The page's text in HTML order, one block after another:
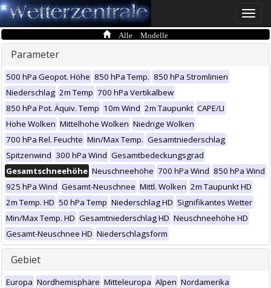
Toggle
Alle Modelle
Parameter
500 hPa Geopot. Höhe 850 hPa Temp. 850 hPa Stromlinien
Niederschlag 2m Temp 700 hPa Vertikalbew
850 hPa Pot. Äquiv. Temp 10m Wind 2m Taupunkt CAPE/LI
Hohe Wolken Mittelhohe Wolken Niedrige Wolken
700 hPa Rel. Feuchte Min/Max Temp. Gesamtniederschlag
Spitzenwind 300 hPa Wind Gesamtbedeckungsgrad
Gesamtschneehöhe Neuschneehöhe 700 hPa Wind 850 hPa Wind
925 hPa Wind Gesamt-Neuschnee Mittl. Wolken 2m Taupunkt HD
2m Temp. HD 50 hPa Temp Niederschlag HD Signifikantes Wetter
Min/Max Temp. HD Gesamtniederschlag HD Neuschneehöhe HD
Gesamt-Neuschnee HD Niederschlagsform
Gebiet
Europa Nordhemisphäre Mitteleuropa Alpen Nordamerika